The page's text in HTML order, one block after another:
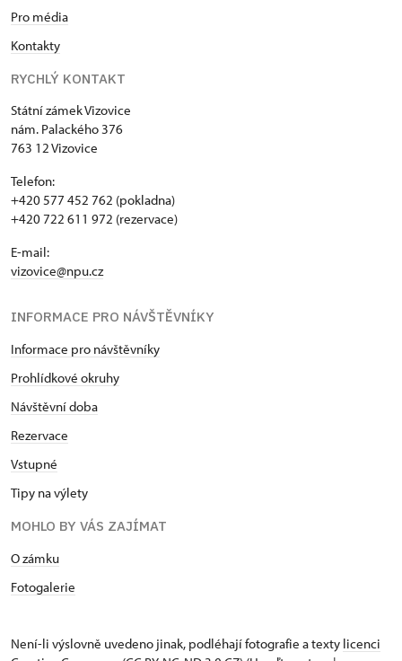
Pro média
Kontakty
RYCHLÝ KONTAKT
Státní zámek Vizovice
nám. Palackého 376
763 12 Vizovice
Telefon:
+420 577 452 762 (pokladna)
+420 722 611 972 (rezervace)
E-mail:
vizovice@npu.cz
INFORMACE PRO NÁVŠTĚVNÍKY
Informace pro návštěvníky
Prohlídkové okruhy
Návštěvní doba
Rezervace
Vstupné
Tipy na výlety
MOHLO BY VÁS ZAJÍMAT
O zámku
Fotogalerie
Není-li výslovně uvedeno jinak, podléhají fotografie a texty licenci